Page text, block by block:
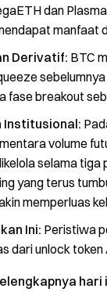
dan
manfaat
Derivatif: BTC
fase breakout
Institusional:
volume
selama
yang terus
memperluas
Ini: Peristiwa
dari unlock token
hari